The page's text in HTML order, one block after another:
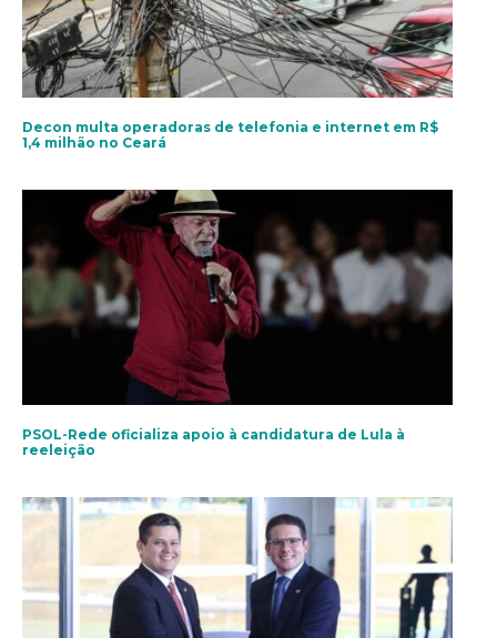
Decon multa operadoras de telefonia e internet em R$
1,4 milhão no Ceará
PSOL-Rede oficializa apoio à candidatura de Lula à
reeleição